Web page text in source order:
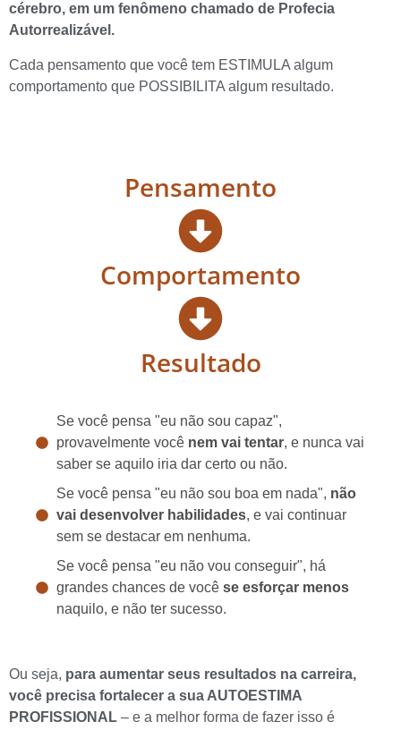
cérebro, em um fenômeno chamado de Profecia
Autorrealizável.
Cada pensamento que você tem ESTIMULA algum
comportamento que POSSIBILITA algum resultado.
Pensamento
Comportamento
Resultado
Se você pensa "eu não sou capaz",
provavelmente você nem vai tentar, e nunca vai
saber se aquilo iria dar certo ou não.
Se você pensa "eu não sou boa em nada", não
vai desenvolver habilidades, e vai continuar
sem se destacar em nenhuma.
Se você pensa "eu não vou conseguir", há
grandes chances de você se esforçar menos
naquilo, e não ter sucesso.
Ou seja, para aumentar seus resultados na carreira,
você precisa fortalecer a sua AUTOESTIMA
PROFISSIONAL – e a melhor forma de fazer isso é